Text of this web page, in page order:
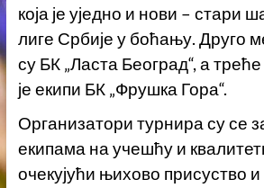
која је уједно и нови – стари
лиге Србије у боћању. Друго
су БК „Ласта Београд“, а
је екипи БК „Фрушка Гора“.
Организатори турнира су се
екипама на учешћу и
очекујући њихово присуство